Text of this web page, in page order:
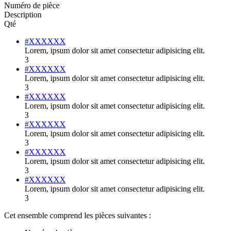
Numéro de pièce
Description
Qté
#XXXXXX
Lorem, ipsum dolor sit amet consectetur adipisicing elit.
3
#XXXXXX
Lorem, ipsum dolor sit amet consectetur adipisicing elit.
3
#XXXXXX
Lorem, ipsum dolor sit amet consectetur adipisicing elit.
3
#XXXXXX
Lorem, ipsum dolor sit amet consectetur adipisicing elit.
3
#XXXXXX
Lorem, ipsum dolor sit amet consectetur adipisicing elit.
3
#XXXXXX
Lorem, ipsum dolor sit amet consectetur adipisicing elit.
3
Cet ensemble comprend les pièces suivantes :